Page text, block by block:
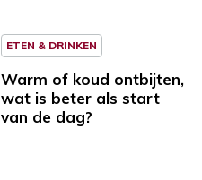
ETEN & DRINKEN
Warm of koud ontbijten,
wat is beter als start
van de dag?